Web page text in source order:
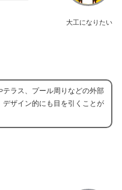
大工になりたい
テラス、プール周りなどの外部
デザイン的にも目を引くことが